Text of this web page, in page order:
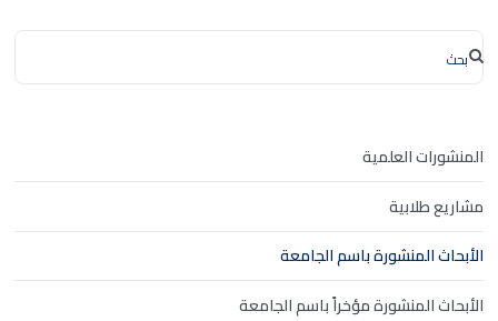
المنشورات العلمية
مشاريع طلابية
الأبحاث المنشورة باسم الجامعة
الأبحاث المنشورة مؤخراً باسم الجامعة